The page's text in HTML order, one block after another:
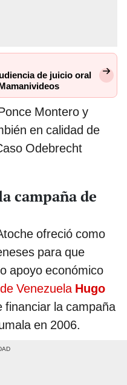
de juicio oral
Montero y
en calidad de
Odebrecht
campaña de
ofreció como
para que
apoyo económico
Venezuela Hugo
financiar la campaña
en 2006.